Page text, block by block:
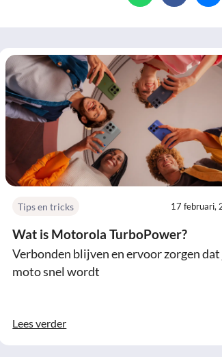
Tips en tricks 17 februari,
Wat is Motorola TurboPower?
Verbonden blijven en ervoor zorgen dat
moto snel wordt
Lees verder